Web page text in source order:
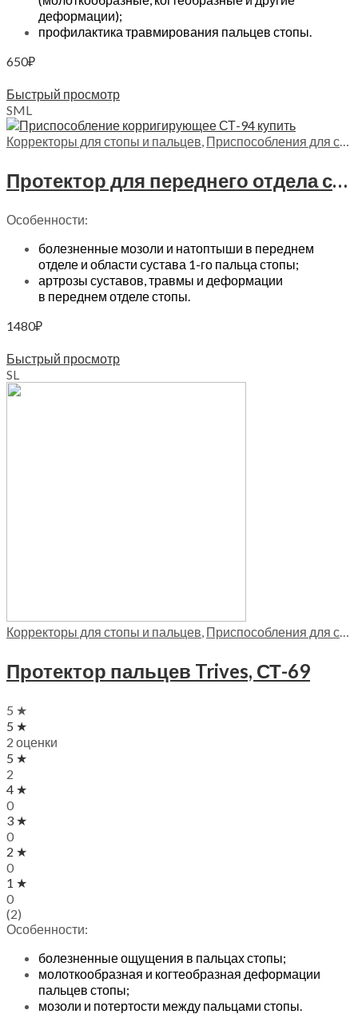
деформации);
профилактика травмирования пальцев стопы.
650₽
Быстрый просмотр
SML
Корректоры для стопы и пальцев, Приспособления для стопы
Протектор для переднего отдела стопы с силиконовой вставкой Trives, СТ-94
Особенности:
болезненные мозоли и натоптыши в переднем
отделе и области сустава 1-го пальца стопы;
артрозы суставов, травмы и деформации
в переднем отделе стопы.
1480₽
Быстрый просмотр
SL
Корректоры для стопы и пальцев, Приспособления для стопы
Протектор пальцев Trives, СТ-69
5 ★
5 ★
2 оценки
5 ★
2
4 ★
0
3 ★
0
2 ★
0
1 ★
0
(2)
Особенности:
болезненные ощущения в пальцах стопы;
молоткообразная и когтеобразная деформации
пальцев стопы;
мозоли и потертости между пальцами стопы.